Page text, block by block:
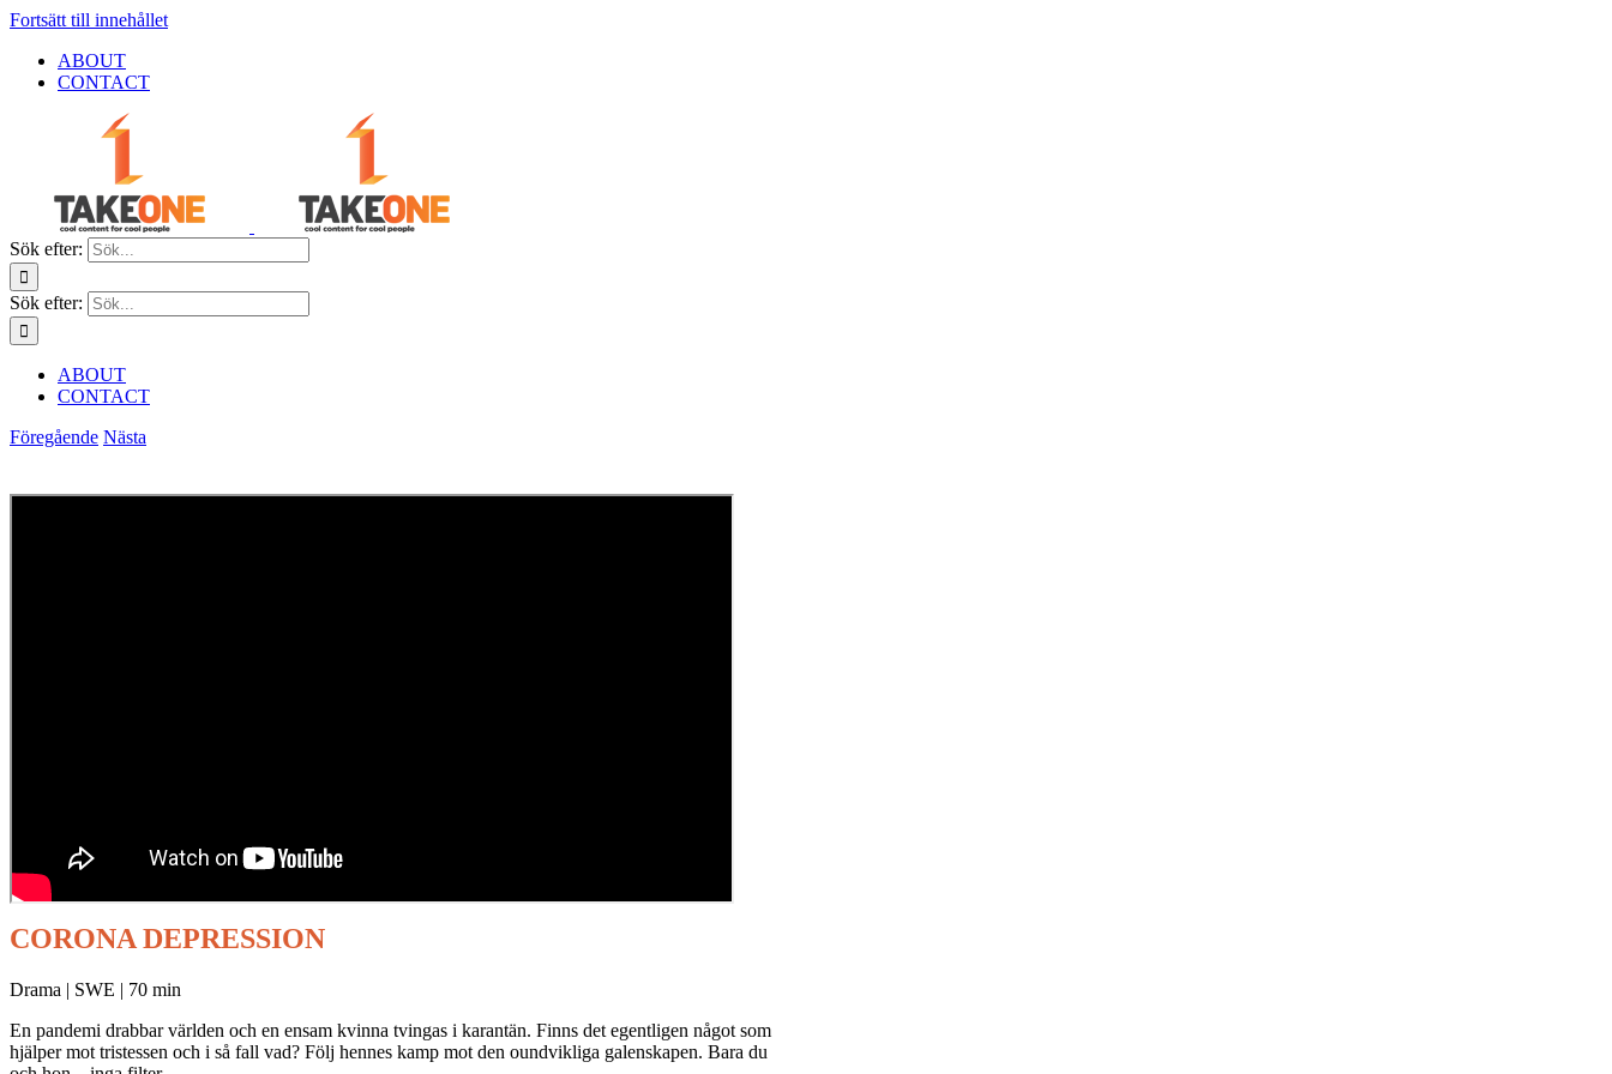
Fortsätt till innehållet
ABOUT
CONTACT
Sök efter:
Sök efter:
ABOUT
CONTACT
Föregående Nästa
CORONA DEPRESSION
Drama | SWE | 70 min
En pandemi drabbar världen och en ensam kvinna tvingas i karantän. Finns det egentligen något som
hjälper mot tristessen och i så fall vad? Följ hennes kamp mot den oundvikliga galenskapen. Bara du